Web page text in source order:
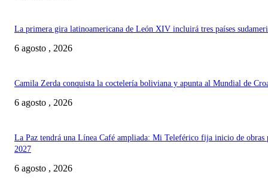
La primera gira latinoamericana de León XIV incluirá tres países
6 agosto , 2026
Camila Zerda conquista la coctelería boliviana y apunta al Mundial de
6 agosto , 2026
La Paz tendrá una Línea Café ampliada: Mi Teleférico fija inicio de obras
2027
6 agosto , 2026